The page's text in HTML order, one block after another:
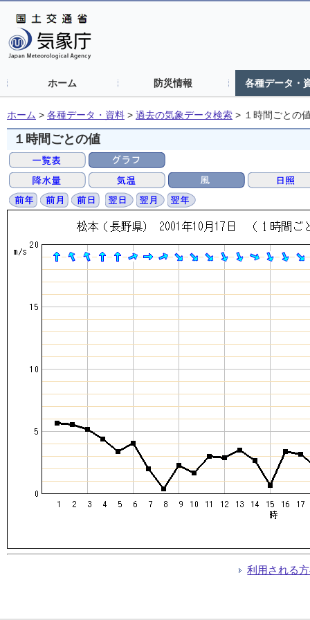
ホーム 防災情報 各種データ・
ホーム > 各種データ・資料 > 過去の気象データ検索 > １時間ごとの
１時間ごとの値
利用される